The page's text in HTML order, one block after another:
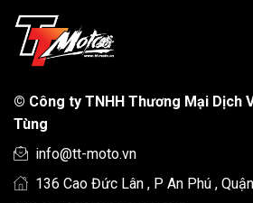
© Công ty TNHH Thương Mại Dịch
Tùng
info@tt-moto.vn
136 Cao Đức Lân , P An Phú ,